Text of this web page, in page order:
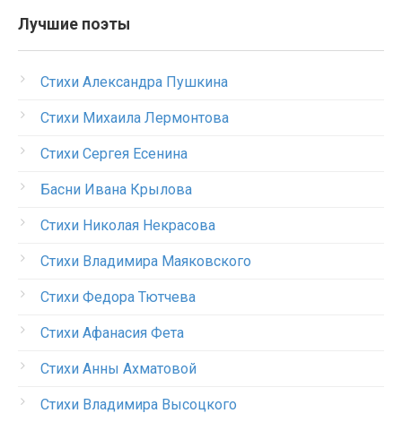
Лучшие поэты
Стихи Александра Пушкина
Стихи Михаила Лермонтова
Стихи Сергея Есенина
Басни Ивана Крылова
Стихи Николая Некрасова
Стихи Владимира Маяковского
Стихи Федора Тютчева
Стихи Афанасия Фета
Стихи Анны Ахматовой
Стихи Владимира Высоцкого